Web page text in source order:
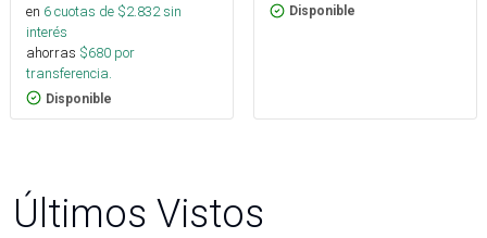
en 6cuotas de $2.832sin
interés
ahorras $680 por
transferencia.
Disponible
Disponible
Últimos Vistos